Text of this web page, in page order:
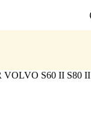
S60 II S80